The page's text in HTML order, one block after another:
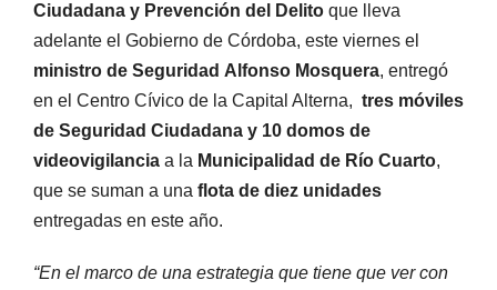
Ciudadana y Prevención del Delito que lleva
adelante el Gobierno de Córdoba, este viernes el
ministro de Seguridad Alfonso Mosquera, entregó
en el Centro Cívico de la Capital Alterna, tres móviles
de Seguridad Ciudadana y 10 domos de
videovigilancia a la Municipalidad de Río Cuarto,
que se suman a una flota de diez unidades
entregadas en este año.
“En el marco de una estrategia que tiene que ver con